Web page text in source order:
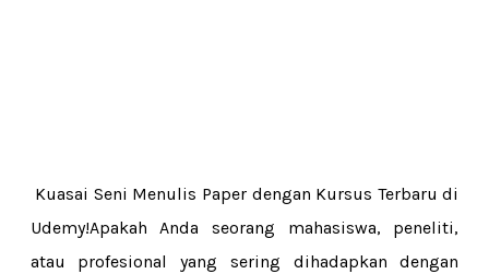
Kuasai Seni Menulis Paper dengan Kursus Terbaru di
Udemy!Apakah Anda seorang mahasiswa, peneliti,
atau profesional yang sering dihadapkan dengan